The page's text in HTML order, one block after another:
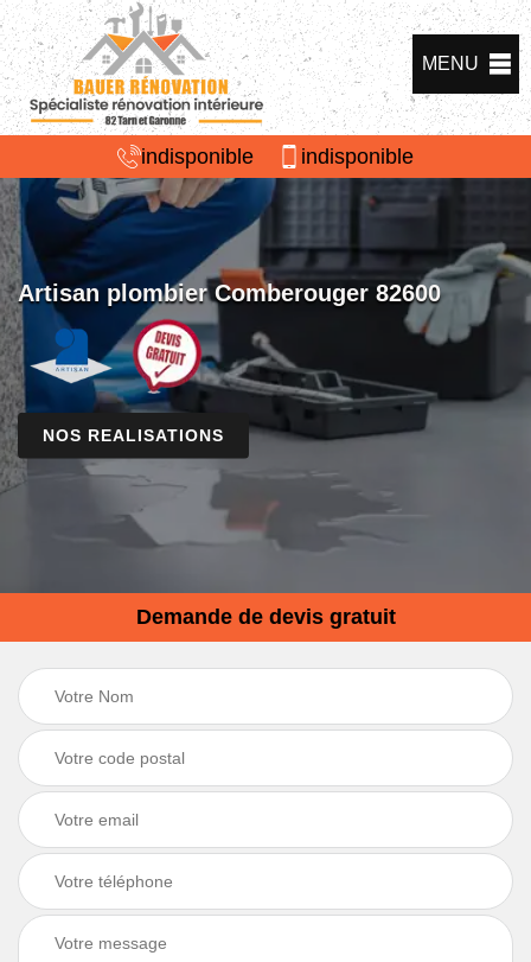
MENU
indisponible indisponible
Artisan plombier Comberouger 82600
NOS REALISATIONS
Demande de devis gratuit